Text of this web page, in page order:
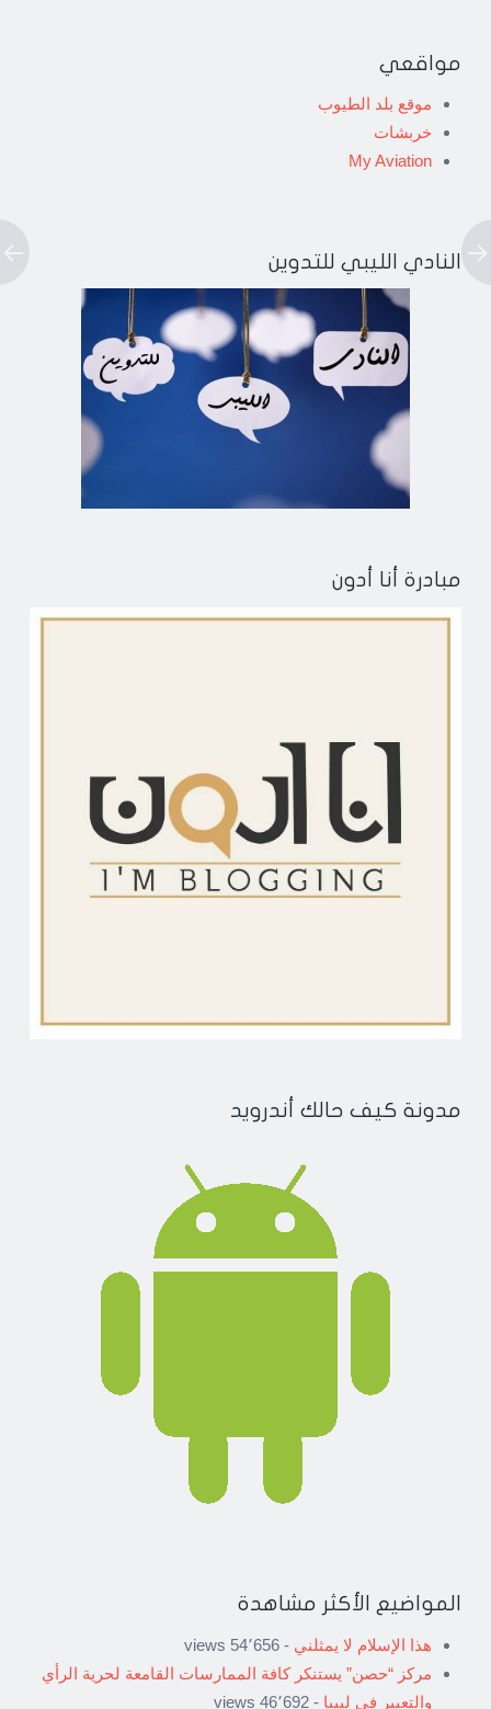
مواقعي
موقع بلد الطيوب
خربشات
My Aviation
النادي الليبي للتدوين
مبادرة أنا أدون
مدونة كيف حالك أندرويد
المواضيع الأكثر مشاهدة
هذا الإسلام لا يمثلني - 54٬656 views
مركز “حصن” يستنكر كافة الممارسات القامعة لحرية الرأي
والتعبير في ليبيا - 46٬692 views